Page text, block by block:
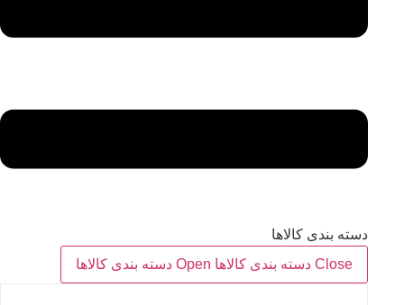
دسته بندی کالاها
Close دسته بندی کالاها
Open دسته بندی کالاها